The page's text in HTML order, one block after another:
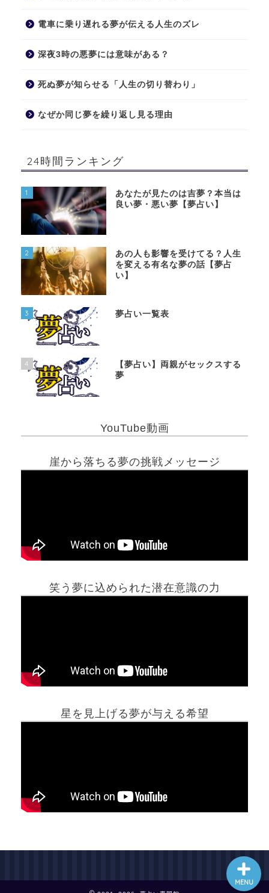
電車に乗り遅れる夢が伝える人生のズレ
深夜3時の悪夢には意味がある？
死ぬ夢が知らせる「人生の切り替わり」
なぜか同じ夢を繰り返し見る理由
24時間ランキング
1
あなたが見たのは吉夢？本当は
良い夢・悪い夢【夢占い】
2
あの人も影響を受けてる？人生
を変える有名な夢の話【夢占
い】
3 夢占い一覧表
4
【夢占い】両親がセックスする
夢
YouTube動画
崖から落ちる夢の挑戦メッセージ
笑う夢に込められた潜在意識の力
星を見上げる夢が与える希望
MENU
ホーム
最新記事動画